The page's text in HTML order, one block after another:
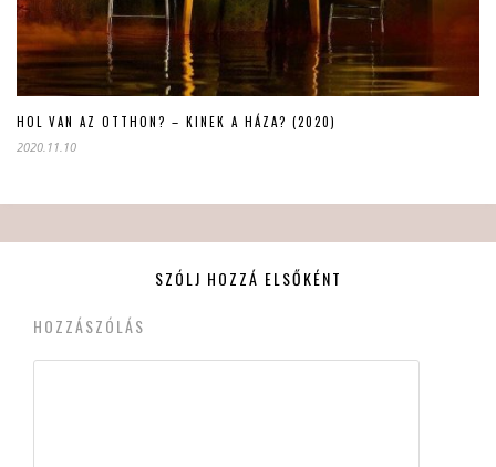
HOL VAN AZ OTTHON? – KINEK A HÁZA? (2020)
2020.11.10
SZÓLJ HOZZÁ ELSŐKÉNT
HOZZÁSZÓLÁS